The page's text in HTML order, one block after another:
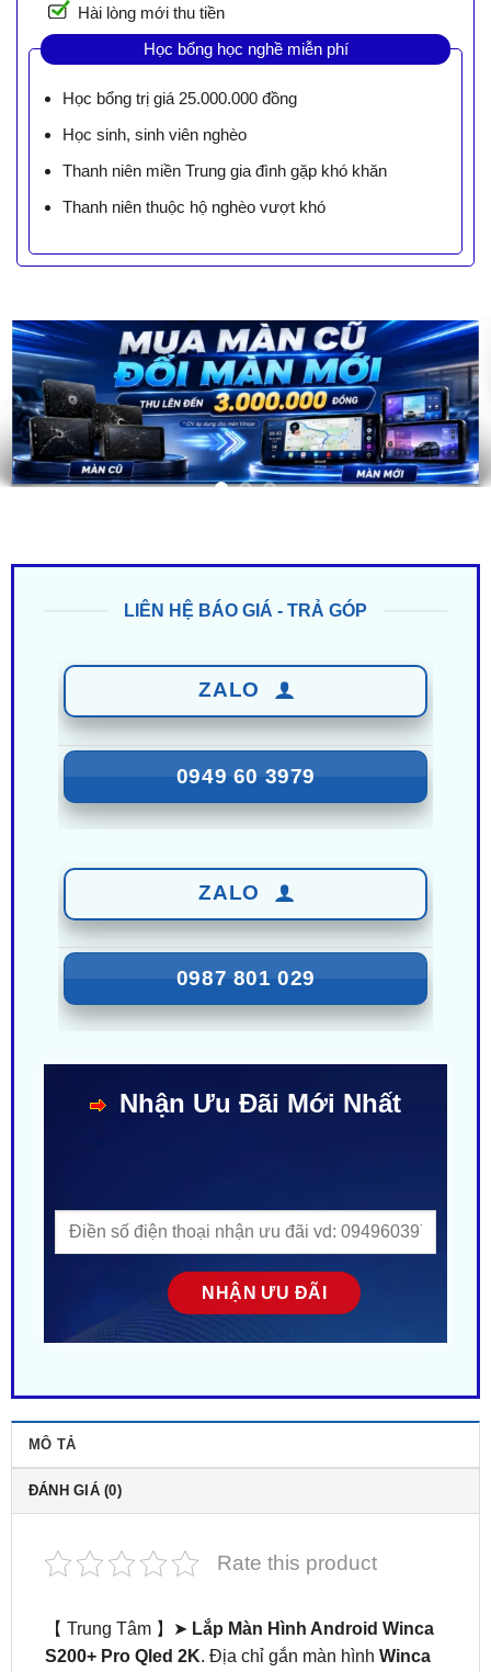
Hài lòng mới thu tiền
Học bổng học nghề miễn phí
Học bổng trị giá 25.000.000 đồng
Học sinh, sinh viên nghèo
Thanh niên miền Trung gia đình gặp khó khăn
Thanh niên thuộc hộ nghèo vượt khó
0949 60 3979
0987 801 029
ĐÁNH GIÁ (0)
【 Trung Tâm 】➤Lắp Màn Hình Android Winca
S200+ Pro Qled 2K tại TPHCM ✔️. Bảo hành số 1
Việt Nam ✔️. ZKar Auto trung tâm chuyên cung cấp